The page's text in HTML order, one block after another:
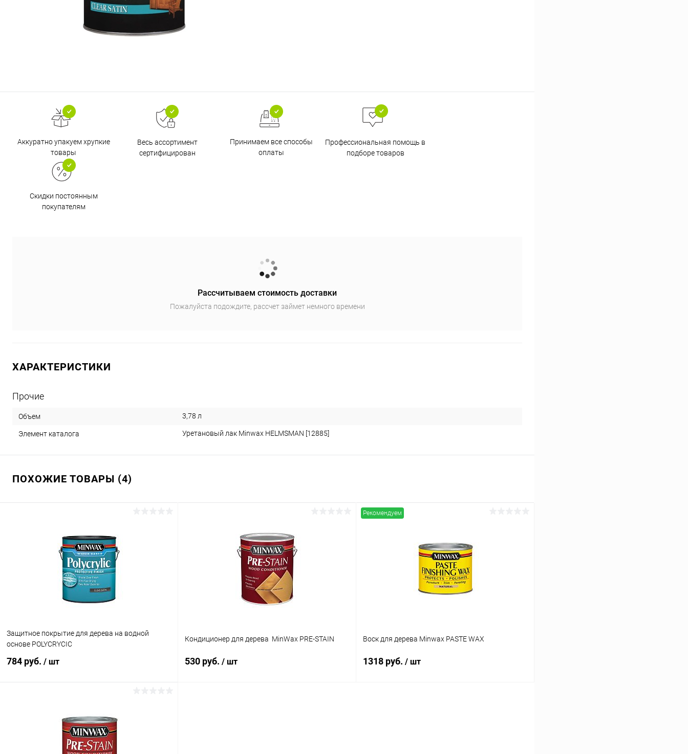
Аккуратно упакуем хрупкие
товары
Весь ассортимент
сертифицирован
Принимаем все способы
оплаты
Профессиональная помощь в
подборе товаров
Скидки постоянным
покупателям
Рассчитываем стоимость доставки
Пожалуйста подождите, рассчет займет немного времени
ХАРАКТЕРИСТИКИ
Прочие
Объем 3,78 л
Элемент каталога Уретановый лак Minwax HELMSMAN [12885]
ПОХОЖИЕ ТОВАРЫ (4)
Защитное покрытие для дерева на водной
основе POLYCRYCIC
784 руб. / шт
Купить в 1 клик К сравнению
В наличии
Кондиционер для дерева MinWax PRE-STAIN
530 руб. / шт
Рекомендуем
Воск для дерева Minwax PASTE WAX
1318 руб. / шт